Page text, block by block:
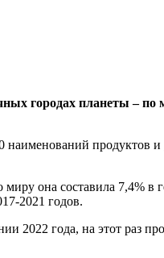
городах планеты –
продуктов и
она составила 7,4% в
2021 годов.
2022 года, на этот раз